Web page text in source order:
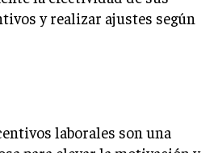
Y BENEFICIOS
Y SELECCIÓN
DESEMPEÑO
ORGANIZACIONAL
y realizar ajustes según
laborales son una